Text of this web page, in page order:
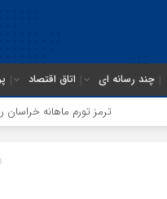
چند رسانه ای اتاق اقتصاد
ترمز تورم ماهانه خراسان رضوی